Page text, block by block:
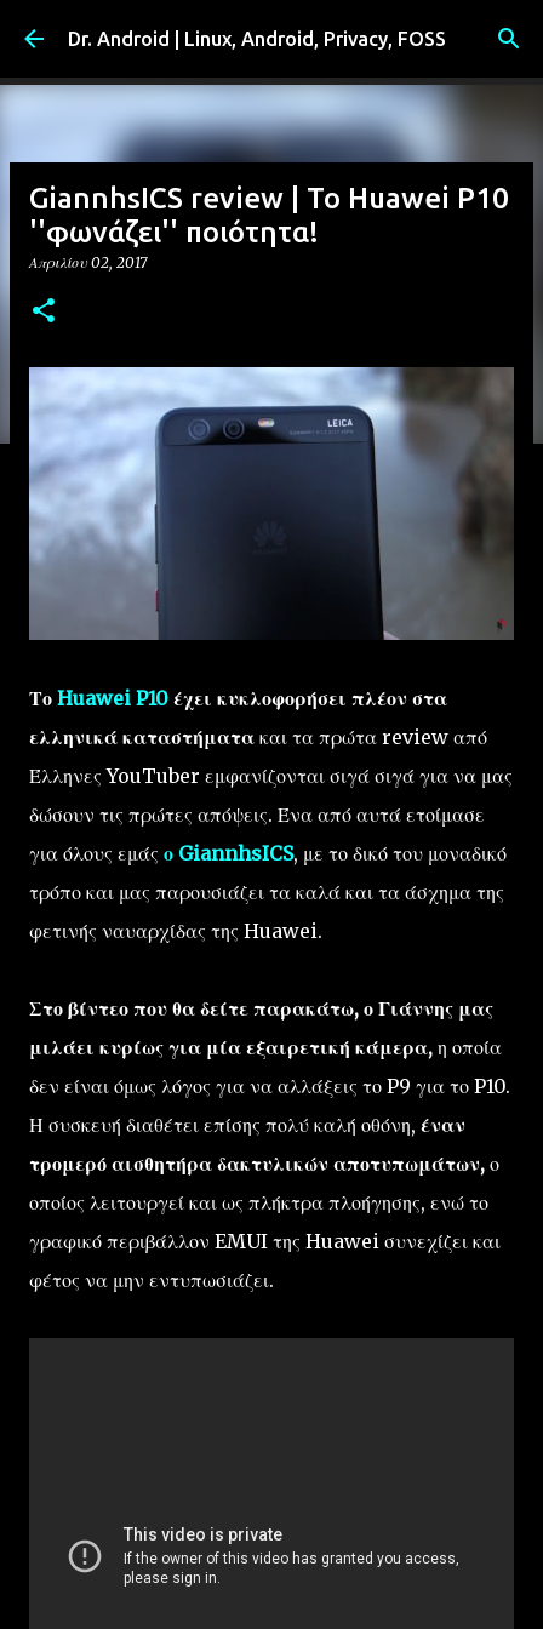
Μετάβαση στο κύριο περιεχόμενο
Dr. Android | Linux, Android, Privacy, FOSS
GiannhsICS review | Το Huawei P10
''φωνάζει'' ποιότητα!
Απριλίου 02, 2017
Το Huawei P10 έχει κυκλοφορήσει πλέον στα
ελληνικά καταστήματα και τα πρώτα review από
Έλληνες YouTuber εμφανίζονται σιγά σιγά για να μας
δώσουν τις πρώτες απόψεις. Ένα από αυτά ετοίμασε
για όλους εμάς ο GiannhsICS, με το δικό του μοναδικό
τρόπο και μας παρουσιάζει τα καλά και τα άσχημα της
φετινής ναυαρχίδας της Huawei.
Στο βίντεο που θα δείτε παρακάτω, ο Γιάννης μας
μιλάει κυρίως για μία εξαιρετική κάμερα, η οποία
δεν είναι όμως λόγος για να αλλάξεις το P9 για το P10.
Η συσκευή διαθέτει επίσης πολύ καλή οθόνη, έναν
τρομερό αισθητήρα δακτυλικών αποτυπωμάτων, ο
οποίος λειτουργεί και ως πλήκτρα πλοήγησης, ενώ το
γραφικό περιβάλλον EMUI της Huawei συνεχίζει και
φέτος να μην εντυπωσιάζει.